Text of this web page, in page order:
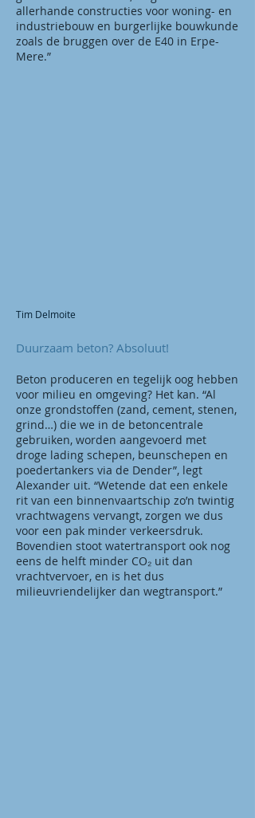
allerhande constructies voor woning- en
industriebouw en burgerlijke bouwkunde
zoals de bruggen over de E40 in Erpe-
Mere.”
Tim Delmoite
Duurzaam beton? Absoluut!
Beton produceren en tegelijk oog hebben
voor milieu en omgeving? Het kan. “Al
onze grondstoffen (zand, cement, stenen,
grind…) die we in de betoncentrale
gebruiken, worden aangevoerd met
droge lading schepen, beunschepen en
poedertankers via de Dender”, legt
Alexander uit. “Wetende dat een enkele
rit van een binnenvaartschip zoʼn twintig
vrachtwagens vervangt, zorgen we dus
voor een pak minder verkeersdruk.
Bovendien stoot watertransport ook nog
eens de helft minder CO₂ uit dan
vrachtvervoer, en is het dus
milieuvriendelijker dan wegtransport.”